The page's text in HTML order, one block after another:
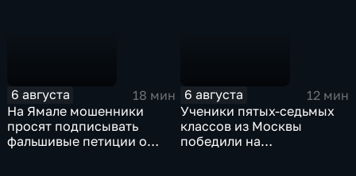
6 августа
18 мин
На Ямале мошенники
просят подписывать
фальшивые петиции о
6 августа
12 мин
Ученики пятых-седьмых
классов из Москвы
победили на